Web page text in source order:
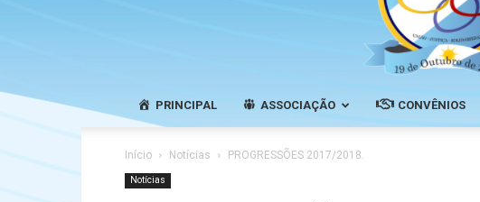
PRINCIPAL ASSOCIAÇÃO CONVÊNIOS
Início Notícias PROGRESSÕES 2017/2018.
Notícias